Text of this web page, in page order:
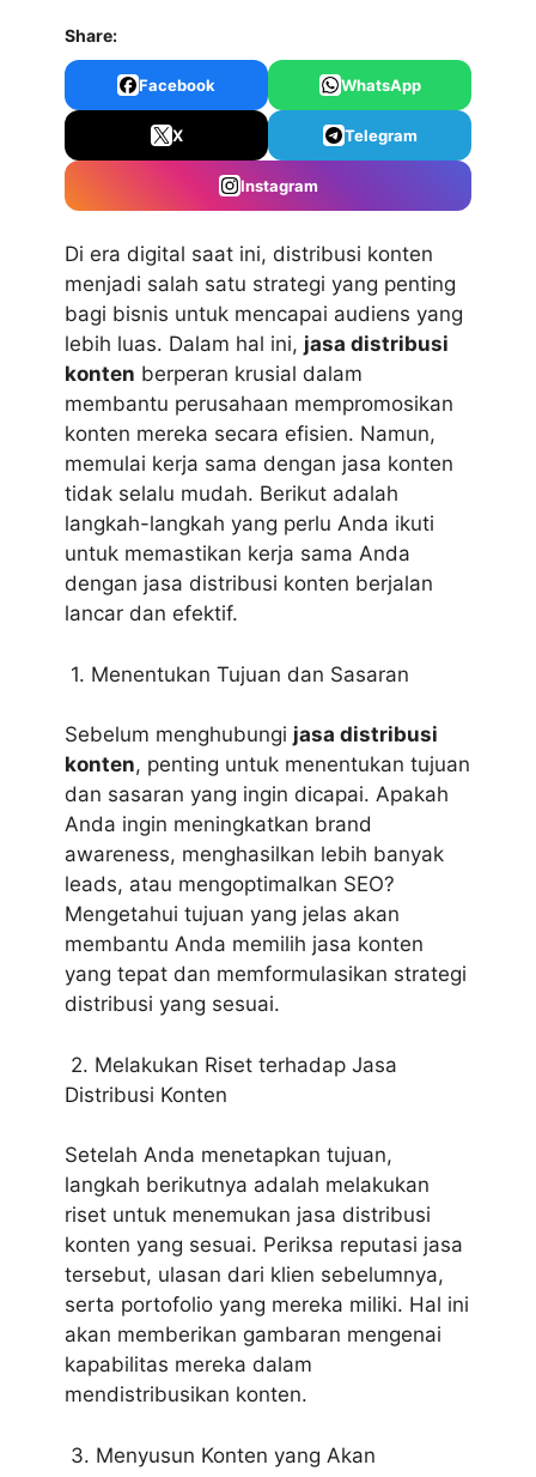
Share:
Facebook WhatsApp
X Telegram
Instagram
Di era digital saat ini, distribusi konten
menjadi salah satu strategi yang penting
bagi bisnis untuk mencapai audiens yang
lebih luas. Dalam hal ini, jasa distribusi
konten berperan krusial dalam
membantu perusahaan mempromosikan
konten mereka secara efisien. Namun,
memulai kerja sama dengan jasa konten
tidak selalu mudah. Berikut adalah
langkah-langkah yang perlu Anda ikuti
untuk memastikan kerja sama Anda
dengan jasa distribusi konten berjalan
lancar dan efektif.
1. Menentukan Tujuan dan Sasaran
Sebelum menghubungi jasa distribusi
konten, penting untuk menentukan tujuan
dan sasaran yang ingin dicapai. Apakah
Anda ingin meningkatkan brand
awareness, menghasilkan lebih banyak
leads, atau mengoptimalkan SEO?
Mengetahui tujuan yang jelas akan
membantu Anda memilih jasa konten
yang tepat dan memformulasikan strategi
distribusi yang sesuai.
2. Melakukan Riset terhadap Jasa
Distribusi Konten
Setelah Anda menetapkan tujuan,
langkah berikutnya adalah melakukan
riset untuk menemukan jasa distribusi
konten yang sesuai. Periksa reputasi jasa
tersebut, ulasan dari klien sebelumnya,
serta portofolio yang mereka miliki. Hal ini
akan memberikan gambaran mengenai
kapabilitas mereka dalam
mendistribusikan konten.
3. Menyusun Konten yang Akan